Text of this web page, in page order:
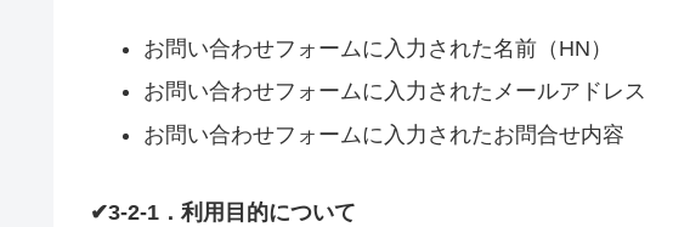
お問い合わせフォームに入力された名前（HN）
お問い合わせフォームに入力されたメールアドレス
お問い合わせフォームに入力されたお問合せ内容
✔3-2-1．利用目的について